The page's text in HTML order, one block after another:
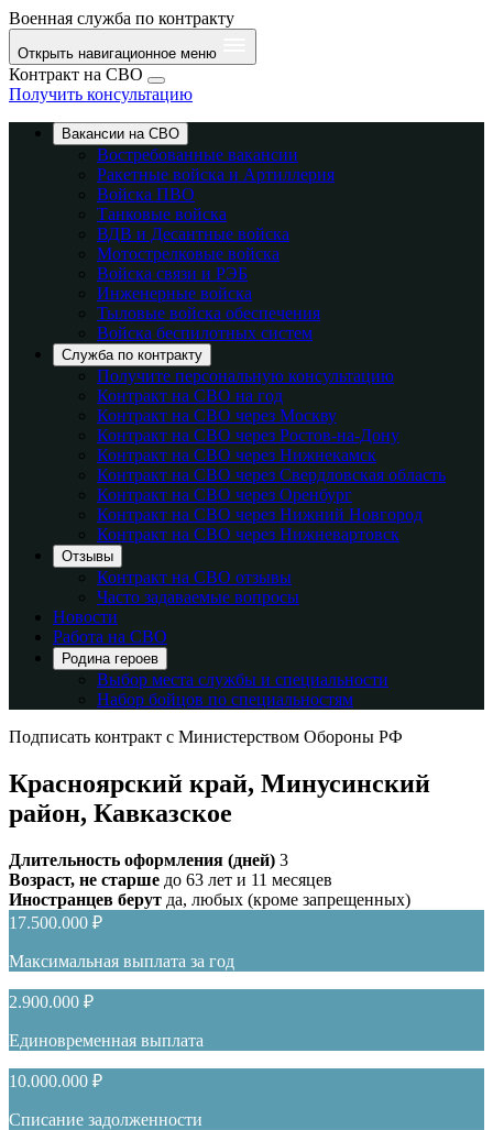
Военная служба по контракту
Открыть навигационное меню
Контракт на СВО
Получить консультацию
Вакансии на СВО
Востребованные вакансии
Ракетные войска и Артиллерия
Войска ПВО
Танковые войска
ВДВ и Десантные войска
Мотострелковые войска
Войска связи и РЭБ
Инженерные войска
Тыловые войска обеспечения
Войска беспилотных систем
Служба по контракту
Получите персональную консультацию
Контракт на СВО на год
Контракт на СВО через Москву
Контракт на СВО через Ростов-на-Дону
Контракт на СВО через Нижнекамск
Контракт на СВО через Свердловская область
Контракт на СВО через Оренбург
Контракт на СВО через Нижний Новгород
Контракт на СВО через Нижневартовск
Отзывы
Контракт на СВО отзывы
Часто задаваемые вопросы
Новости
Работа на СВО
Родина героев
Выбор места службы и специальности
Набор бойцов по специальностям
Подписать контракт с Министерством Обороны РФ
Красноярский край, Минусинский
район, Кавказское
Длительность оформления (дней) 3
Возраст, не старше до 63 лет и 11 месяцев
Иностранцев берут да, любых (кроме запрещенных)
17.500.000 ₽
Максимальная выплата за год
2.900.000 ₽
Единовременная выплата
10.000.000 ₽
Списание задолженности